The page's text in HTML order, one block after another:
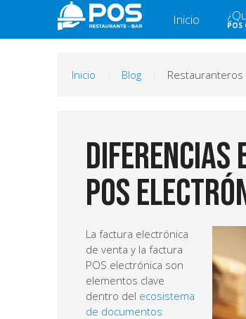
Inicio POS
Inicio Blog Restauranteros
POS
La factura electrónica
de venta y la factura
POS electrónica son
elementos clave
dentro del ecosistema
de documentos